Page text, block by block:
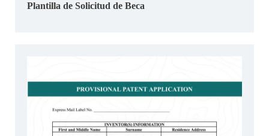
Plantilla de Solicitud de Beca